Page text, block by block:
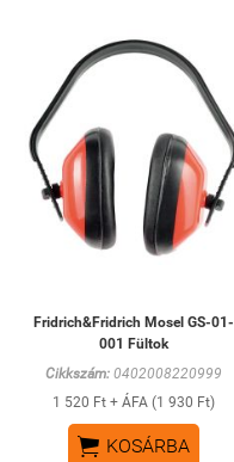
Fridrich&Fridrich Mosel GS-01-
001 Fültok
Cikkszám: 0402008220999
1 520 Ft + ÁFA (1 930 Ft)
 KOSÁRBA